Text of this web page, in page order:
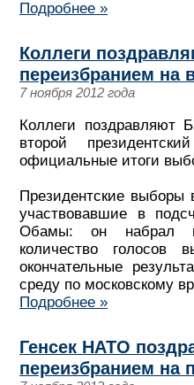
Подробнее »
Коллеги
переизбранием на
7 ноября 2012 года
Коллеги поздравляют
второй
официальные итоги
Президентские
участвовавшие в
Обамы: он набрал
количество голосов
окончательные
среду по московскому
Подробнее »
Генсек НАТО
переизбранием на